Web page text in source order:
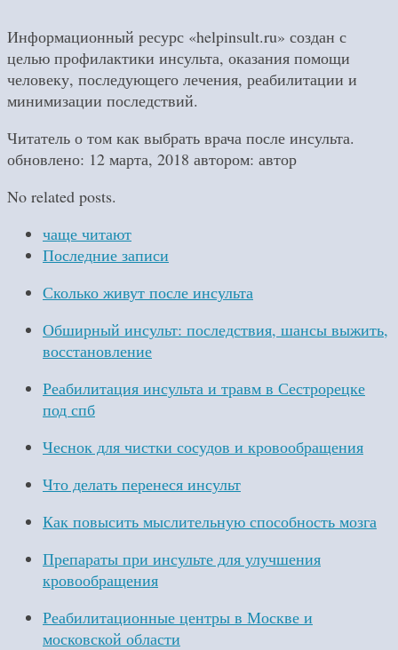
Информационный ресурс «helpinsult.ru» создан с
целью профилактики инсульта, оказания помощи
человеку, последующего лечения, реабилитации и
минимизации последствий.
Читатель о том как выбрать врача после инсульта.
обновлено: 12 марта, 2018 автором: автор
No related posts.
чаще читают
Последние записи
Сколько живут после инсульта
Обширный инсульт: последствия, шансы выжить,
восстановление
Реабилитация инсульта и травм в Сестрорецке
под спб
Чеснок для чистки сосудов и кровообращения
Что делать перенеся инсульт
Как повысить мыслительную способность мозга
Препараты при инсульте для улучшения
кровообращения
Реабилитационные центры в Москве и
московской области